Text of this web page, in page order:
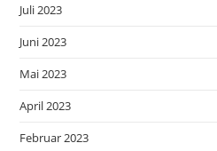
Juli 2023
Juni 2023
Mai 2023
April 2023
Februar 2023